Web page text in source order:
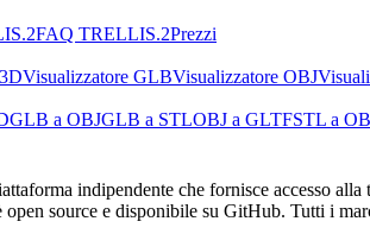
FAQ TRELLIS.2Prezzi
Visualizzatore GLBVisualizzatore OBJ
GLB a OBJGLB a STLOBJ a GLTFSTL a
indipendente che fornisce accesso
source e disponibile su GitHub. Tutti i